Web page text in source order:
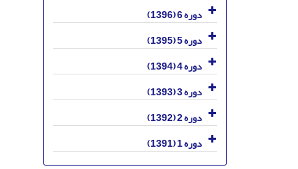
دوره 6 (1396)
دوره 5 (1395)
دوره 4 (1394)
دوره 3 (1393)
دوره 2 (1392)
دوره 1 (1391)